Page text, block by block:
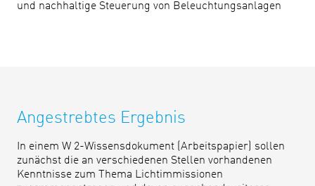
und nachhaltige Steuerung von Beleuchtungsanlagen
Angestrebtes Ergebnis
In einem W 2-Wissensdokument (Arbeitspapier) sollen
zunächst die an verschiedenen Stellen vorhandenen
Kenntnisse zum Thema Lichtimmissionen